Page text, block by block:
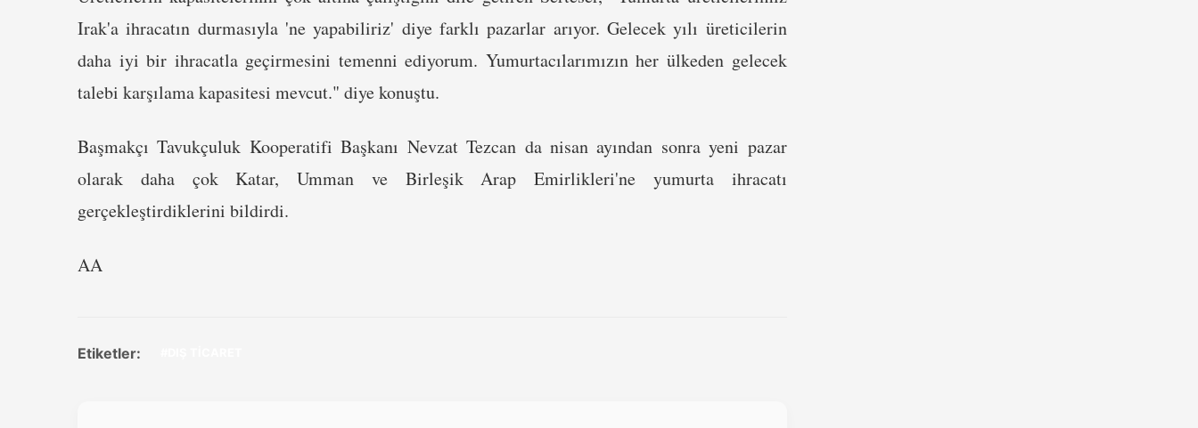
Irak'a ihracatın durmasıyla 'ne yapabiliriz' diye farklı pazarlar arıyor. Gelecek yılı üreticilerin
daha iyi bir ihracatla geçirmesini temenni ediyorum. Yumurtacılarımızın her ülkeden gelecek
talebi karşılama kapasitesi mevcut." diye konuştu.
Başmakçı Tavukçuluk Kooperatifi Başkanı Nevzat Tezcan da nisan ayından sonra yeni pazar
olarak daha çok Katar, Umman ve Birleşik Arap Emirlikleri'ne yumurta ihracatı
gerçekleştirdiklerini bildirdi.
AA
Etiketler: